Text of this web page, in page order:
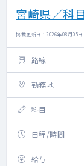
宮崎県／科
掲載更新日 : 2026年08月05
路線
勤務地
科目
日程/時間
給与